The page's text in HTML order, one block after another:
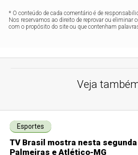
* O conteúdo de cada comentário é de
Nos reservamos ao direito de reprovar ou eliminar
com o propósito do site ou que contenham
Veja
Esportes
TV Brasil mostra nesta
Palmeiras e Atlético-MG